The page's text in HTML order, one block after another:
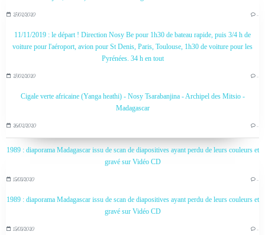
27/02/2020 …
11/11/2019 : le départ ! Direction Nosy Be pour 1h30 de bateau rapide, puis 3/4 h de
voiture pour l'aéroport, avion pour St Denis, Paris, Toulouse, 1h30 de voiture pour les
Pyrénées. 34 h en tout
27/02/2020 …
Cigale verte africaine (Yanga heathi) - Nosy Tsarabanjina - Archipel des Mitsio -
Madagascar
26/02/2020 …
1989 : diaporama Madagascar issu de scan de diapositives ayant perdu de leurs couleurs et
gravé sur Vidéo CD
15/03/2020 …
1989 : diaporama Madagascar issu de scan de diapositives ayant perdu de leurs couleurs et
gravé sur Vidéo CD
15/03/2020 …